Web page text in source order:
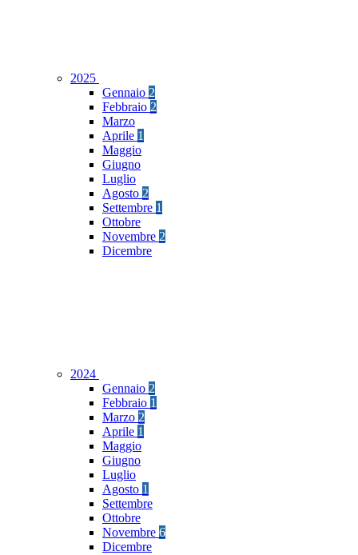
2025
Gennaio 2
Febbraio 2
Marzo
Aprile 1
Maggio
Giugno
Luglio
Agosto 2
Settembre 1
Ottobre
Novembre 2
Dicembre
2024
Gennaio 2
Febbraio 1
Marzo 2
Aprile 1
Maggio
Giugno
Luglio
Agosto 1
Settembre
Ottobre
Novembre 6
Dicembre